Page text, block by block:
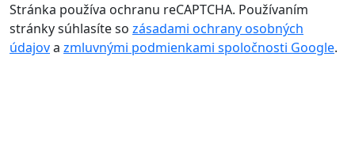
Stránka používa ochranu reCAPTCHA. Používaním
stránky súhlasíte so zásadami ochrany osobných
údajova zmluvnými podmienkami spoločnosti Google.